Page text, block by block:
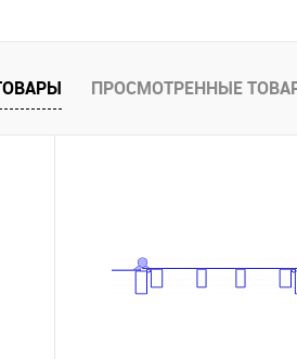
ПРОСМОТРЕННЫЕ